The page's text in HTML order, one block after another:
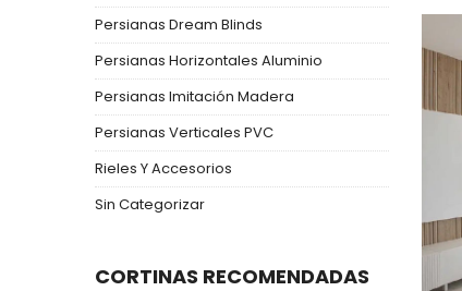
Persianas Dream Blinds
Persianas Horizontales Aluminio
Persianas Imitación Madera
Persianas Verticales PVC
Rieles Y Accesorios
Sin Categorizar
CORTINAS RECOMENDADAS